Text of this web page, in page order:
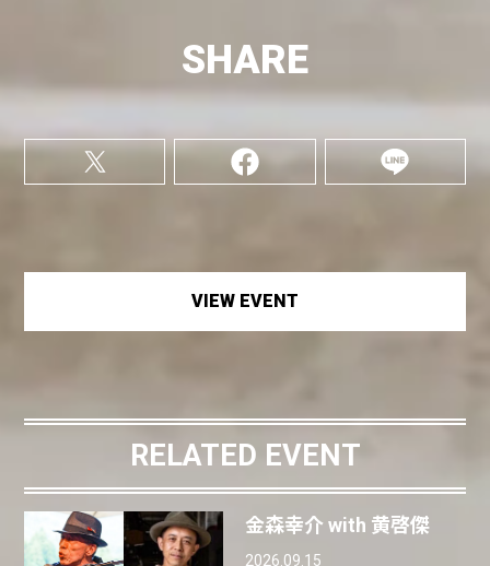
SHARE
VIEW EVENT
RELATED EVENT
金森幸介 with 黄啓傑
2026.09.15